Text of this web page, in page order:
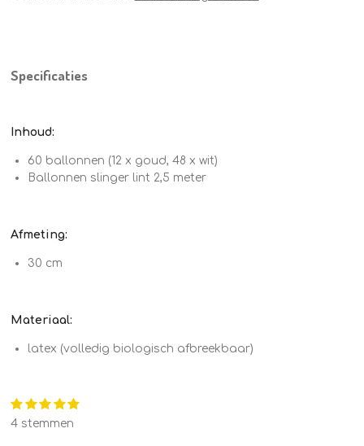
Specificaties
Inhoud:
60 ballonnen (12 x goud, 48 x wit)
Ballonnen slinger lint 2,5 meter
Afmeting:
30 cm
Materiaal:
latex (volledig biologisch afbreekbaar)
R
a
1
s
t
2
s
t
3
t
4
t
5
t
S
4 stemmen